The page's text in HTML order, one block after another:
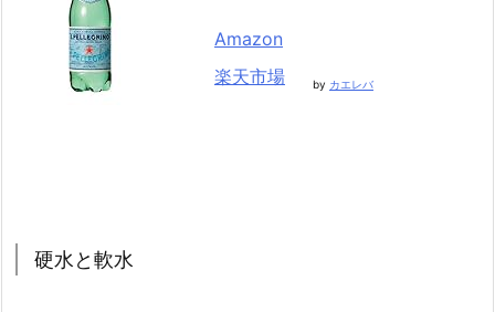
Amazon
楽天市場
by カエレバ
硬水と軟水